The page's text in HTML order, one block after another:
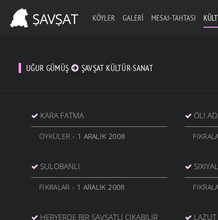
KÖYLER GALERI MESAJ-TAHTASI
UĞUR GÜMÜŞ ŞAVŞAT KÜLTÜR-SANAT
KARA FATMA
ÖYKÜLER - 1 ARALIK 2008
ÖLI
SULOBANLI
FIKRALAR - 1 ARALIK 2008
HERYERDE BIR ŞAVŞATLI ÇIKABILIR
LAZUT